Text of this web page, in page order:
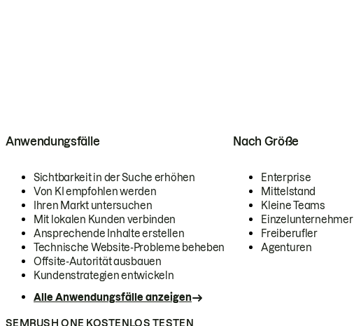
Anwendungsfälle
Sichtbarkeit in der Suche erhöhen
Von KI empfohlen werden
Ihren Markt untersuchen
Mit lokalen Kunden verbinden
Ansprechende Inhalte erstellen
Technische Website-Probleme beheben
Offsite-Autorität ausbauen
Kundenstrategien entwickeln
Alle Anwendungsfälle anzeigen
Nach Größe
Enterprise
Mittelstand
Kleine Teams
Einzelunternehmer
Freiberufler
Agenturen
SEMRUSH ONE KOSTENLOS TESTEN